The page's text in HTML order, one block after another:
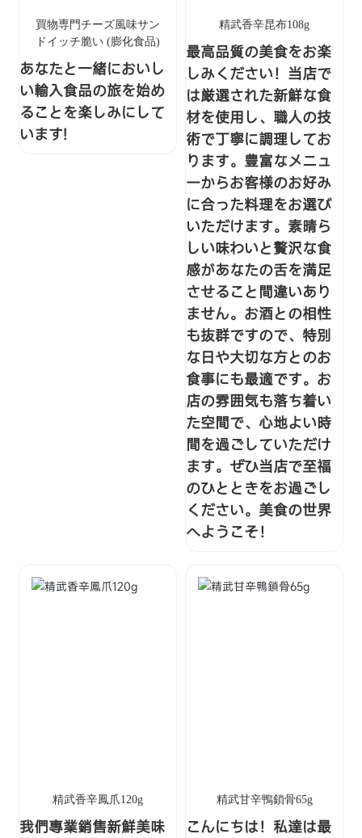
買物専門チーズ風味サン
ドイッチ脆い (膨化食品)
あなたと一緒においし
い輸入食品の旅を始め
ることを楽しみにして
います!
精武香辛昆布108g
最高品質の美食をお楽
しみください！当店で
は厳選された新鮮な食
材を使用し、職人の技
術で丁寧に調理してお
ります。豊富なメニュ
ーからお客様のお好み
に合った料理をお選び
いただけます。素晴ら
しい味わいと贅沢な食
感があなたの舌を満足
させること間違いあり
ません。お酒との相性
も抜群ですので、特別
な日や大切な方とのお
食事にも最適です。お
店の雰囲気も落ち着い
た空間で、心地よい時
間を過ごしていただけ
ます。ぜひ当店で至福
のひとときをお過ごし
ください。美食の世界
へようこそ！
精武香辛鳳爪120g
我們專業銷售新鮮美味
精武甘辛鴨鎖骨65g
こんにちは！私達は最